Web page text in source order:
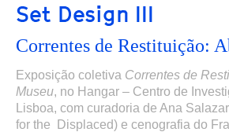
Set Design III
Correntes de Restituição:
Exposição coletiva Correntes de
Museu, no Hangar – Centro de
Lisboa, com curadoria de Ana
for the Displaced) e cenografia do